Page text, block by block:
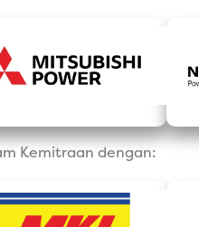
Kemitraan dengan: